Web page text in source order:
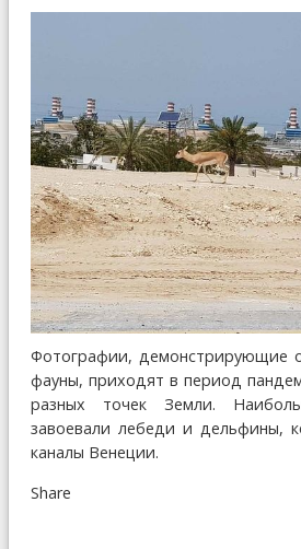
Фотографии, демонстрирующие
фауны, приходят в период
разных точек Земли.
завоевали лебеди и дельфины,
каналы Венеции.
Share